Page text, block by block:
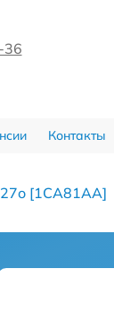
36
Контакты
[1CA81AA]